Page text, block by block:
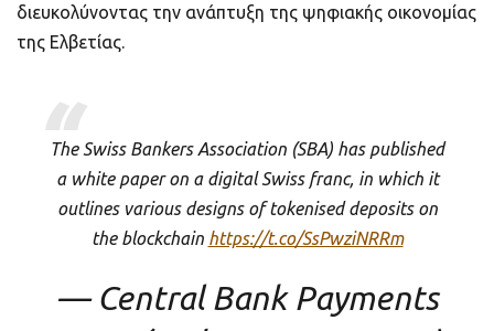
διευκολύνοντας την ανάπτυξη της ψηφιακής οικονομίας
της Ελβετίας.
The Swiss Bankers Association (SBA) has published
a white paper on a digital Swiss franc, in which it
outlines various designs of tokenised deposits on
the blockchain https://t.co/SsPwziNRRm
— Central Bank Payments